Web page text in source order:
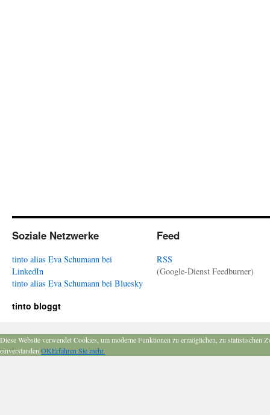
Soziale Netzwerke
tinto alias Eva Schumann bei
LinkedIn
tinto alias Eva Schumann bei Bluesky
Feed
RSS
(Google-Dienst Feedburner)
tinto bloggt
Diese Website verwendet Cookies, um moderne Funktionen zu ermöglichen, zu
einverstanden.OKErfahren Sie mehr.